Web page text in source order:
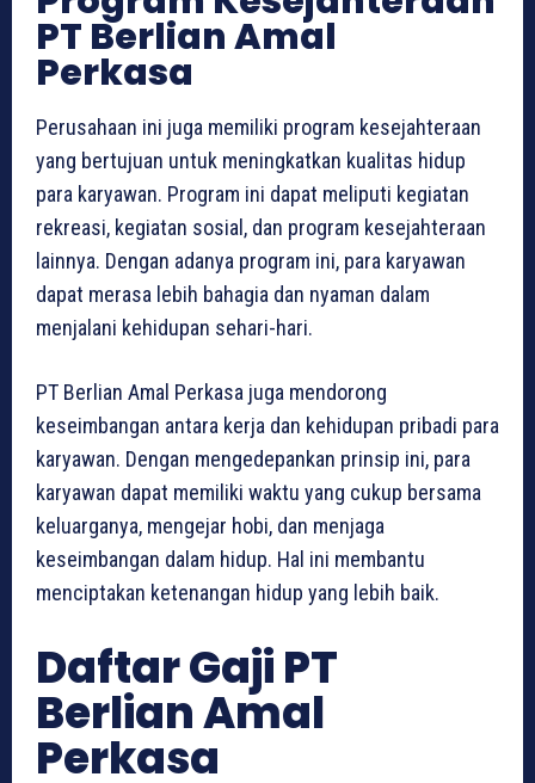
PT Berlian Amal
Perkasa
Perusahaan ini juga memiliki program kesejahteraan
yang bertujuan untuk meningkatkan kualitas hidup
para karyawan. Program ini dapat meliputi kegiatan
rekreasi, kegiatan sosial, dan program kesejahteraan
lainnya. Dengan adanya program ini, para karyawan
dapat merasa lebih bahagia dan nyaman dalam
menjalani kehidupan sehari-hari.
PT Berlian Amal Perkasa juga mendorong
keseimbangan antara kerja dan kehidupan pribadi para
karyawan. Dengan mengedepankan prinsip ini, para
karyawan dapat memiliki waktu yang cukup bersama
keluarganya, mengejar hobi, dan menjaga
keseimbangan dalam hidup. Hal ini membantu
menciptakan ketenangan hidup yang lebih baik.
Daftar Gaji PT
Berlian Amal
Perkasa